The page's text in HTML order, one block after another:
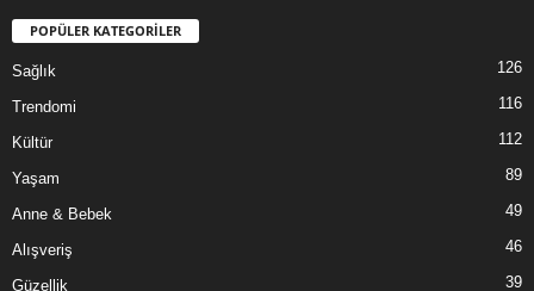
POPÜLER KATEGORİLER
Sağlık 126
Trendomi 116
Kültür 112
Yaşam 89
Anne & Bebek 49
Alışveriş 46
Güzellik 39